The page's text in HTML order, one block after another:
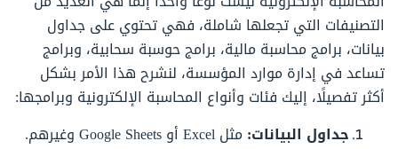
التصنيفات التي تجعلها شاملة، فهي تحتوي على جداول
بيانات، برامج محاسبة مالية، برامج حوسبة سحابية، وبرامج
تساعد في إدارة موارد المؤسسة، لنشرح هذا الأمر بشكل
أكثر تفصيلًا، إليك فئات وأنواع المحاسبة الإلكترونية وبرامجها:
جداول البيانات: مثل Excel أو Google Sheets وغيرهم.